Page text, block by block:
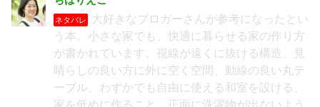
ネタバレ
大好きなブロガーさんが参考になったとい
う本。小さな家でも、快適に暮らせる家の作り方
が書かれています。視線が遠くに抜ける構造、見
晴らしの良い方に外に空く空間、動線の良い丸テ
ーブル、わずかでも自由に使える和室を設ける、
家を低めに作ること、正面に洗濯物が出ないよう